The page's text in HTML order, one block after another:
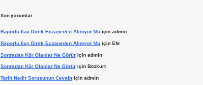
Son yorumlar
Raporlu Ilaç Direk Eczaneden Alınıyor Muiçin admin
Raporlu Ilaç Direk Eczaneden Alınıyor Muiçin Efe
Sonradan Kör Olanlar Ne Görüriçin admin
Sonradan Kör Olanlar Ne Görüriçin Bozkurt
Tarih Nedir Sorusunun Cevabı için admin